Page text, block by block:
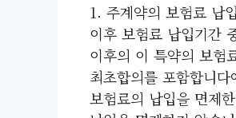
1. 주계약의 보험료 납
이후 보험료 납입기간
이후의 이 특약의 보험
최초합의를 포함합니
보험료의 납입을 면제